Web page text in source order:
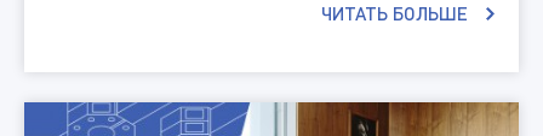
ЧИТАТЬ БОЛЬШЕ